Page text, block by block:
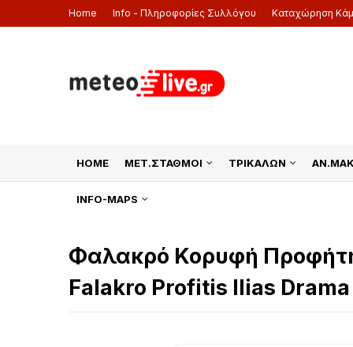
Home Info - Πληροφορίες Συλλόγου Καταχώρηση
HOME ΜΕΤ.ΣΤΑΘΜΟΙ ΤΡΙΚΑΛΩΝ
INFO-MAPS
Φαλακρό Κορυφή
Falakro Profitis Ilias